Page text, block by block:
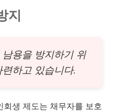
지
용을 방지하기 위
하고 있습니다.
회생 제도는 채무자를 보호